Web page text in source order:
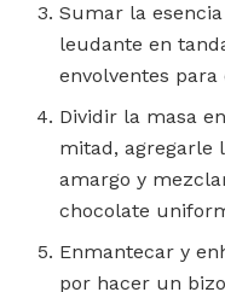
Sumar la
leudante en
envolventes
Dividir la masa
mitad, agregarle
amargo y
chocolate
Enmantecar y
por hacer un